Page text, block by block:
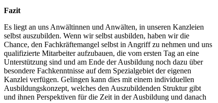
Fazit
Es liegt an uns Anwältinnen und Anwälten, in unseren Kanzleien
selbst auszubilden. Wenn wir selbst ausbilden, haben wir die
Chance, den Fachkräftemangel selbst in Angriff zu nehmen und uns
qualifizierte Mitarbeiter aufzubauen, die vom ersten Tag an eine
Unterstützung sind und am Ende der Ausbildung noch dazu über
besondere Fachkenntnisse auf dem Spezialgebiet der eigenen
Kanzlei verfügen. Gelingen kann dies mit einem individuellen
Ausbildungskonzept, welches den Auszubildenden Struktur gibt
und ihnen Perspektiven für die Zeit in der Ausbildung und danach